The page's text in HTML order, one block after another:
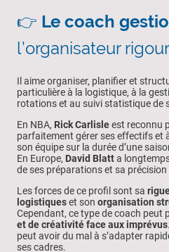
👉 Le coach
l’organisateur
Il aime organiser, planifier et
particulière à la logistique, à la
rotations et au suivi statistique de
En NBA, Rick Carlisleest reconnu
parfaitement gérer ses effectifs et
son équipe sur la durée d’une
En Europe, David Blatta
de ses préparations et sa
Les forces de ce profil sont sa
logistiqueset son organisation
Cependant, ce type de coach peut
et de créativité face aux imprévus
peut avoir du mal à s’adapter
ses cadres.